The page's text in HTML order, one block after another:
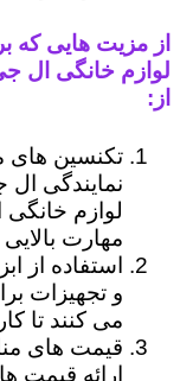
از مزیت هایی که
لوازم خانگی ال
از:
تکنسین
نمایندگی
لوازم خانگی
مهارت
استفاده از
و تجهیزات
می کنند تا
قیمت های
ارائه قیمت